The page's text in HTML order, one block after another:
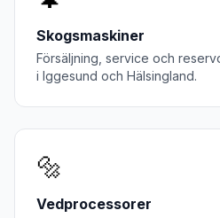
Skogsmaskiner
Försäljning, service och
i Iggesund och Hälsingland.
🔩
Vedprocessorer